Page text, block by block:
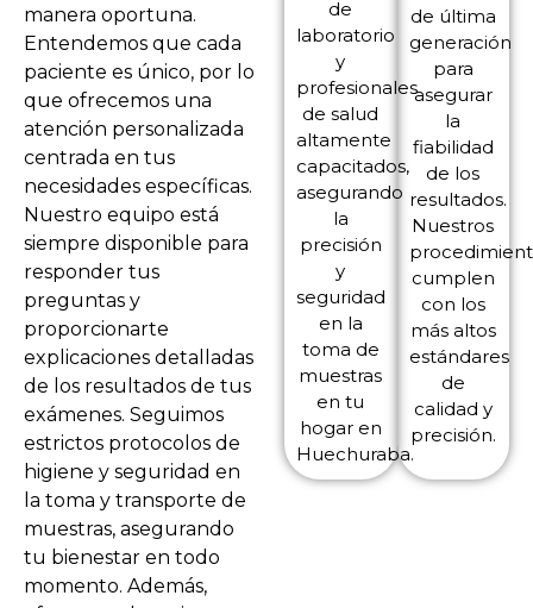
manera oportuna.
Entendemos que cada
paciente es único, por lo
que ofrecemos una
atención personalizada
centrada en tus
necesidades específicas.
Nuestro equipo está
siempre disponible para
responder tus
preguntas y
proporcionarte
explicaciones detalladas
de los resultados de tus
exámenes. Seguimos
estrictos protocolos de
higiene y seguridad en
la toma y transporte de
muestras, asegurando
tu bienestar en todo
momento. Además,
de
laboratorio
y
profesionales
de salud
altamente
capacitados,
asegurando
la
precisión
y
seguridad
en la
toma de
muestras
en tu
hogar en
Huechuraba.
de última
generación
para
asegurar
la
fiabilidad
de los
resultados.
Nuestros
cumplen
con los
más altos
estándares
de
calidad y
precisión.